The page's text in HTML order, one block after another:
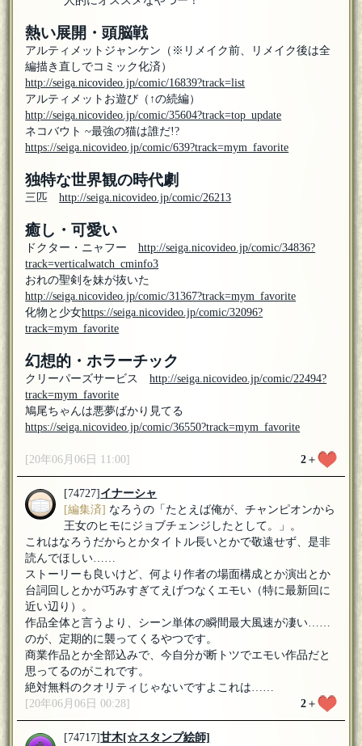
熱い展開・頭脳戦
アルティメットジャンケン（※リメイク前、リメイク後は全
編描き直しでコミック化済）
http://seiga.nicovideo.jp/comic/16839?track=list
アルティメットお遊び（↑の続編）
http://seiga.nicovideo.jp/comic/35604?track=top_update
ネコバウト ~最強の猫は誰だ!?
https://seiga.nicovideo.jp/comic/639?track=mym_favorite
独特な世界観の時代劇
三匹http://seiga.nicovideo.jp/comic/26213
癒し・可愛い
ドクター・ニャフーhttp://seiga.nicovideo.jp/comic/34836?
track=verticalwatch_cminfo3
おれの聖剣を妹が抜いた
http://seiga.nicovideo.jp/comic/31367?track=mym_favorite
化物と少女https://seiga.nicovideo.jp/comic/32096?
track=mym_favorite
幻想的・ホラーチック
クリーパーズサービスhttp://seiga.nicovideo.jp/comic/22494?
track=mym_favorite
鳩尾ちゃんは悪夢ばかり見てる
https://seiga.nicovideo.jp/comic/36550?track=mym_favorite
[20年06月06日 11:00] 2＋
[74727]イナーシャ
[編集済] なろうの「たとえば俺が、チャンピオンから
王女のヒモにジョブチェンジしたとして。」。
これはなろうだからとかタイトル長いとかで敬遠せず、是非
読んでほしい……
ストーリーも良いけど、何より作者の場面構成とか演出とか
台詞回しとかが巧みすぎてえげつなくエモい（特に最新回に
近い辺り）。
作品全体と言うより、シーン単体の瞬間最大風速が凄い……
のが、定期的に襲ってくるやつです。
商業作品とか全部込みで、今自分が断トツでエモい作品だと
思ってるのがこれです。
絶対無料のクオリティじゃないですよこれは……
[20年06月06日 00:28]
2＋
[74717]甘木[☆スタンプ絵師]